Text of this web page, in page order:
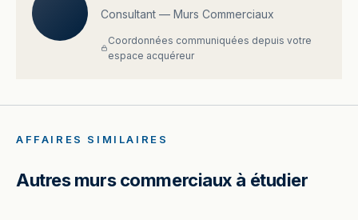
Consultant — Murs Commerciaux
Coordonnées communiquées depuis votre
espace acquéreur
AFFAIRES SIMILAIRES
Autres murs commerciaux à étudier